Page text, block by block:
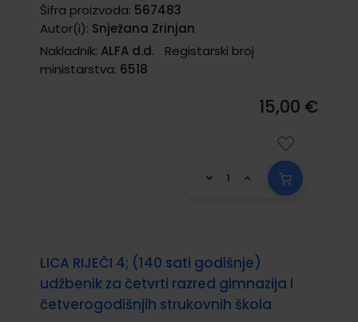
Šifra proizvoda: 567483
Autor(i): Snježana Zrinjan
Nakladnik: ALFA d.d.
Registarski broj
ministarstva: 6518
15,00 €
LICA RIJEČI 4; (140 sati godišnje)
udžbenik za četvrti razred gimnazija i
četverogodišnjih strukovnih škola